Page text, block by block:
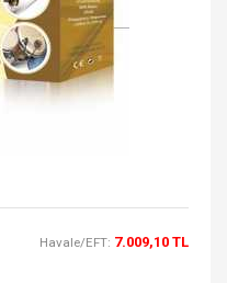
Havale/EFT: 7.009,10 TL